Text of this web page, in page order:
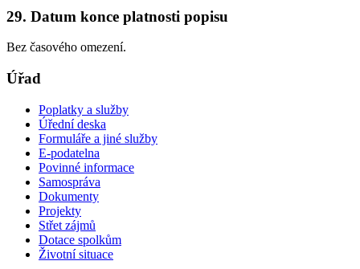
29. Datum konce platnosti popisu
Bez časového omezení.
Úřad
Poplatky a služby
Úřední deska
Formuláře a jiné služby
E-podatelna
Povinné informace
Samospráva
Dokumenty
Projekty
Střet zájmů
Dotace spolkům
Životní situace